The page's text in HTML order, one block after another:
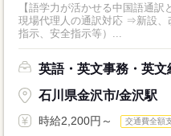
【語学力が活かせる中国語通
現場代理人の通訳対応 ⇒新設、
指示、安全指示等）...
英語・英文事務・英文
石川県金沢市/金沢駅
時給2,200円～ 交通費全額